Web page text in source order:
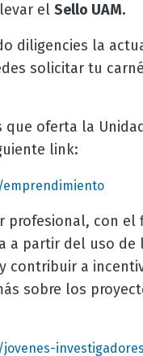
el Sello UAM.
diligencies la
solicitar tu
que oferta la
link:
profesional, con el
a partir del uso de
contribuir a
sobre los
investigadores